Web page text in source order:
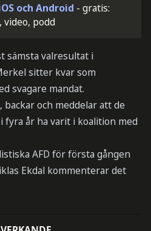
och Android - gratis:
video, podd
sämsta valresultat i
sitter kvar som
svagare mandat.
backar och meddelar att de
år ha varit i koalition med
AFD för första gången
Ekdal kommenterar det